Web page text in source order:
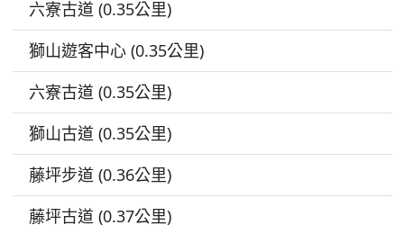
六寮古道 (0.35公里)
獅山遊客中心 (0.35公里)
六寮古道 (0.35公里)
獅山古道 (0.35公里)
藤坪步道 (0.36公里)
藤坪古道 (0.37公里)